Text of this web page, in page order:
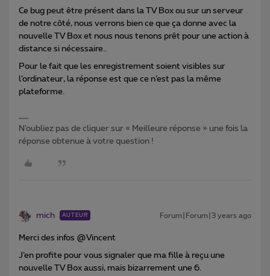
Ce bug peut être présent dans la TV Box ou sur un serveur
de notre côté, nous verrons bien ce que ça donne avec la
nouvelle TV Box et nous nous tenons prêt pour une action à
distance si nécessaire..
Pour le fait que les enregistrement soient visibles sur
l’ordinateur, la réponse est que ce n’est pas la même
plateforme.
N’oubliez pas de cliquer sur « Meilleure réponse » une fois la
réponse obtenue à votre question !
mich AUTEUR Forum|Forum|3 years ago
Merci des infos @Vincent
J’en profite pour vous signaler que ma fille à reçu une
nouvelle TV Box aussi, mais bizarrement une 6.